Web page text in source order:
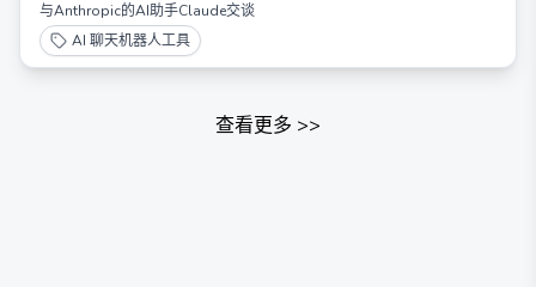
与Anthropic的AI助手Claude交谈
AI 聊天机器人工具
查看更多 >>